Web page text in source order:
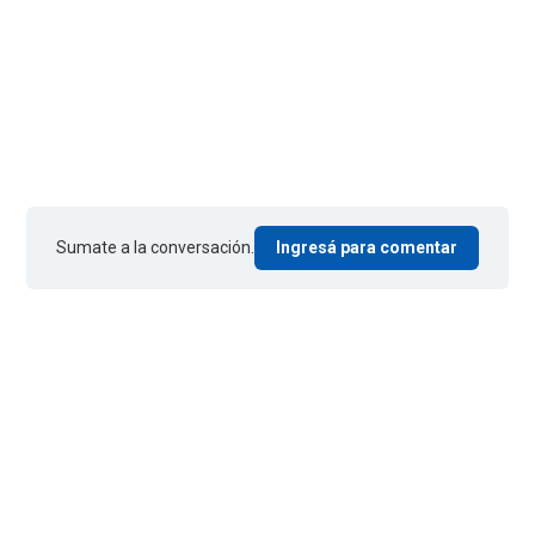
Sumate a la conversación. Ingresá para comentar